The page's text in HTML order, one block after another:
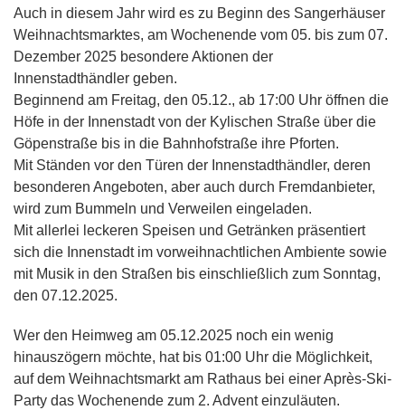
Auch in diesem Jahr wird es zu Beginn des Sangerhäuser
Weihnachtsmarktes, am Wochenende vom 05. bis zum 07.
Dezember 2025 besondere Aktionen der
Innenstadthändler geben.
Beginnend am Freitag, den 05.12., ab 17:00 Uhr öffnen die
Höfe in der Innenstadt von der Kylischen Straße über die
Göpenstraße bis in die Bahnhofstraße ihre Pforten.
Mit Ständen vor den Türen der Innenstadthändler, deren
besonderen Angeboten, aber auch durch Fremdanbieter,
wird zum Bummeln und Verweilen eingeladen.
Mit allerlei leckeren Speisen und Getränken präsentiert
sich die Innenstadt im vorweihnachtlichen Ambiente sowie
mit Musik in den Straßen bis einschließlich zum Sonntag,
den 07.12.2025.
Wer den Heimweg am 05.12.2025 noch ein wenig
hinauszögern möchte, hat bis 01:00 Uhr die Möglichkeit,
auf dem Weihnachtsmarkt am Rathaus bei einer Après-Ski-
Party das Wochenende zum 2. Advent einzuläuten.